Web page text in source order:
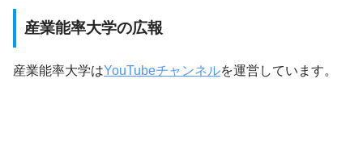
産業能率大学の広報
産業能率大学はYouTubeチャンネルを運営しています。